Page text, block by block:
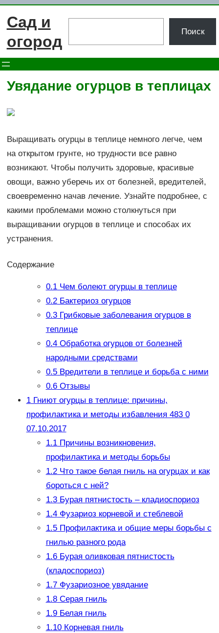
Перейти
Сад и
огород
Поиск
Увядание огурцов в теплицах
Выращивать огурцы в теплице немного легче, чем
на открытом грунте, но трудности все равно
возникают. Чтобы получить здоровые, красивые
овощи, важно уберечь их от болезней, вредителей,
своевременно начав лечение. Узнайте подробнее, с
какими проблемами можно столкнуться при
выращивании огурцов в теплице и способах их
устранения.­
Содержание
0.1Чем болеют огурцы в теплице
0.2Бактериоз огурцов
0.3Грибковые заболевания огурцов в
теплице
0.4Обработка огурцов от болезней
народными средствами
0.5Вредители в теплице и борьба с ними
0.6Отзывы
1Гниют огурцы в теплице: причины,
профилактика и методы избавления 483 0
07.10.2017
1.1Причины возникновения,
профилактика и методы борьбы
1.2Что такое белая гниль на огурцах и как
бороться с ней?
1.3Бурая пятнистость – кладиоспориоз
1.4Фузариоз корневой и стеблевой
1.5Профилактика и общие меры борьбы с
гнилью разного рода
1.6Бурая оливковая пятнистость
(кладоспориоз)
1.7Фузариозное увядание
1.8Серая гниль
1.9Белая гниль
1.10Корневая гниль